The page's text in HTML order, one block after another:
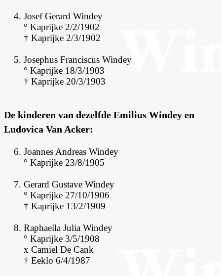
Josef Gerard Windey
° Kaprijke 2/2/1902
† Kaprijke 2/3/1902
Josephus Franciscus Windey
° Kaprijke 18/3/1903
† Kaprijke 20/3/1903
De kinderen van dezelfde Emilius Windey en
Ludovica Van Acker:
Joannes Andreas Windey
° Kaprijke 23/8/1905
Gerard Gustave Windey
° Kaprijke 27/10/1906
† Kaprijke 13/2/1909
Raphaella Julia Windey
° Kaprijke 3/5/1908
x Camiel De Cank
† Eeklo 6/4/1987